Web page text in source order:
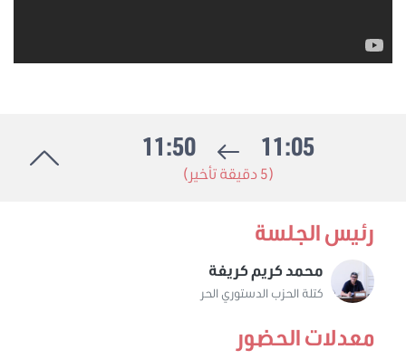
11:05
11:50
(5 دقيقة تأخير)
رئيس الجلسة
محمد كريم كريفة
كتلة الحزب الدستوري الحر
معدلات الحضور